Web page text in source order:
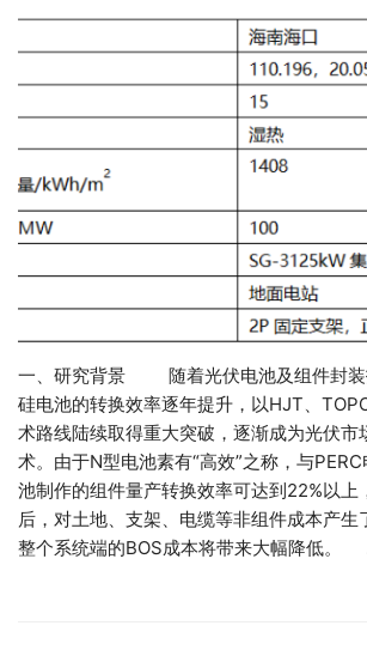
一、研究背景 随着光伏电池及组件封装
硅电池的转换效率逐年提升，以HJT、
术路线陆续取得重大突破，逐渐成为光伏市
术。由于N型电池素有“高效”之称，与
池制作的组件量产转换效率可达到22%以上
后，对土地、支架、电缆等非组件成本产生
整个系统端的BOS成本将带来大幅降低。